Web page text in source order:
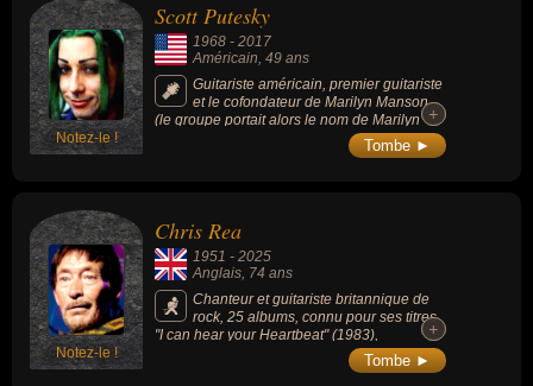
Notez-le !
Scott Putesky
1968 - 2017
Américain, 49 ans
Guitariste américain, premier guitariste
et le cofondateur de Marilyn Manson
(le groupe portait alors le nom de Marilyn
Manson & The Spooky Kids). Il était donc le
deuxième membre du groupe, jusqu'à ce
+
+
Tombe ►
Notez-le !
Chris Rea
1951 - 2025
Anglais , 74 ans
Chanteur et guitariste britannique de
rock, 25 albums, connu pour ses titres
"I can hear your Heartbeat" (1983),
"Josephine" (1985), "On the Beach" (1986),
"The Road To Hell, part 2" (1989), "Auberge"
+
+
Tombe ►